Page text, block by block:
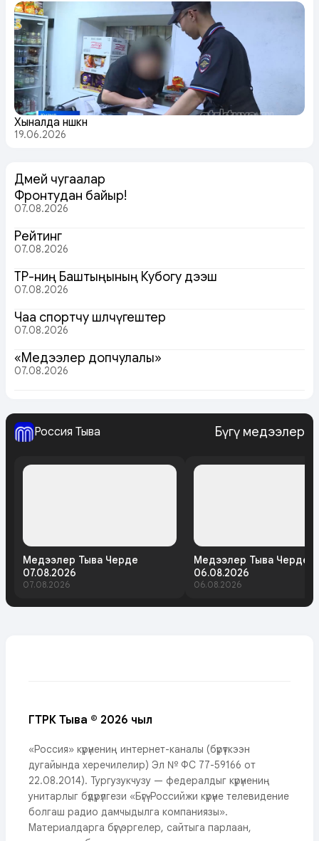
Хыналда үнүүшкүн
19.06.2026
Дөмей чугаалар
Фронтудан байыр!
07.08.2026
Рейтинг
07.08.2026
ТР-ниң Баштыңының Кубогу дээш
07.08.2026
Чаа спортчу шөлчүгештер
07.08.2026
«Медээлер допчулалы»
07.08.2026
Россия Тыва Бүгү медээлер
Медээлер Тыва Черде
07.08.2026
07.08.2026
Медээлер Тыва Черде
06.08.2026
06.08.2026
ГТРК Тыва © 2026 чыл
«Россия» күрүнениң интернет-каналы (бүрүткээн
дугайында херечилелир) Эл № ФС 77-59166 от
22.08.2014). Тургузукчузу — федералдыг күрүнениң
унитарлыг бүдүрүлгези «Бүгү-Российжи күрүне телевидение
болгаш радио дамчыдылга компаниязы».
Материалдарга бүгү эргелер, сайтыга парлаан,